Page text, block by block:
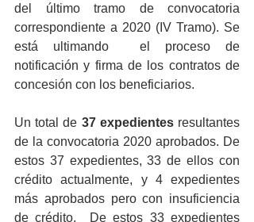
del último tramo de convocatoria
correspondiente a 2020 (IV Tramo). Se
está ultimando  el proceso de
notificación y firma de los contratos de
concesión con los beneficiarios.
Un total de 37 expedientes resultantes
de la convocatoria 2020 aprobados. De
estos 37 expedientes, 33 de ellos con
crédito actualmente, y 4 expedientes
más aprobados pero con insuficiencia
de crédito.  De estos 33 expedientes